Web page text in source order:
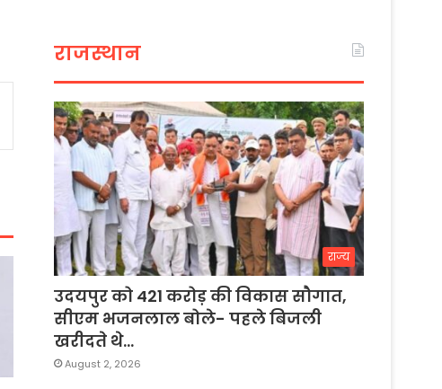
राजस्थान
राज्य
उदयपुर को 421 करोड़ की विकास सौगात,
सीएम भजनलाल बोले- पहले बिजली
खरीदते थे…
August 2, 2026